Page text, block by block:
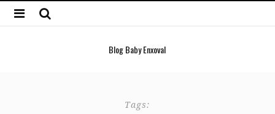
Blog Baby Enxoval
Tags: